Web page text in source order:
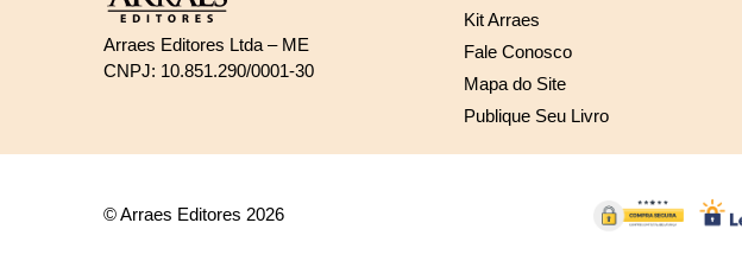
Arraes Editores Ltda – ME
CNPJ: 10.851.290/0001-30
Kit Arraes
Fale Conosco
Mapa do Site
Publique Seu Livro
© Arraes Editores 2026